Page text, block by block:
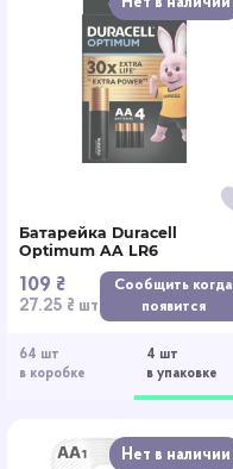
64 шт
в коробке
4 шт
в упаковке
Батарейка Duracell
Optimum AA LR6
109 ₴
27.25 ₴ шт
Сообщить когда
появится
Нет в наличии